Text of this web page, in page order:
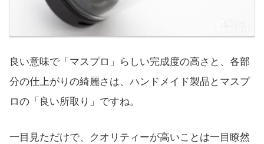
良い意味で「マスプロ」らしい完成度の高さと、各部
分の仕上がりの綺麗さは、ハンドメイド製品とマスプ
ロの「良い所取り」ですね。
一目見ただけで、クオリティーが高いことは一目瞭然